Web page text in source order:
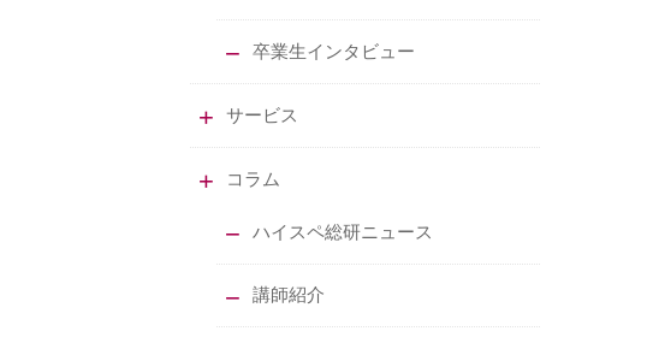
卒業生インタビュー
サービス
コラム
ハイスペ総研ニュース
講師紹介